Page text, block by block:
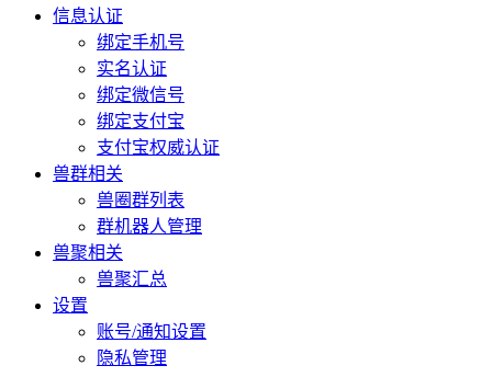
信息认证
绑定手机号
实名认证
绑定微信号
绑定支付宝
支付宝权威认证
兽群相关
兽圈群列表
群机器人管理
兽聚相关
兽聚汇总
设置
账号/通知设置
隐私管理